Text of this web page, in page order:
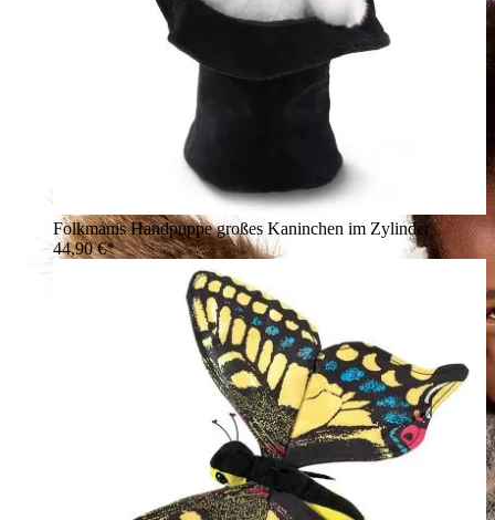
Folkmanis Handpuppe großes Kaninchen im Zylinder
44,90 €*